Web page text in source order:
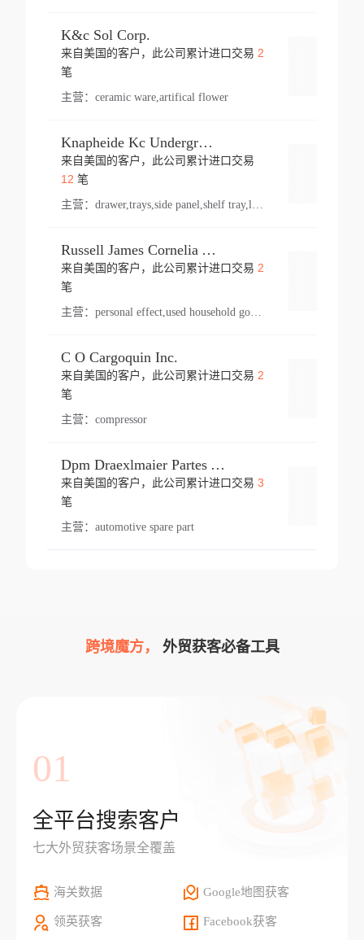
K&c Sol Corp.
来自美国的客户，此公司累计进口交易 2
笔
主营： ceramic ware,artifical flower
Knapheide Kc Underground
来自美国的客户，此公司累计进口交易
12 笔
主营：
Russell James Cornelia Arlington Va
来自美国的客户，此公司累计进口交易 2
笔
主营： personal effect,used household goods
C O Cargoquin Inc.
来自美国的客户，此公司累计进口交易 2
笔
主营： compressor
Dpm Draexlmaier Partes Automotrices Corr Ind Huejotzingo
来自美国的客户，此公司累计进口交易 3
笔
主营： automotive spare part
跨境魔方， 外贸获客必备工具
01
全平台搜索客户
七大外贸获客场景全覆盖
海关数据 Google地图获客
领英获客 Facebook获客